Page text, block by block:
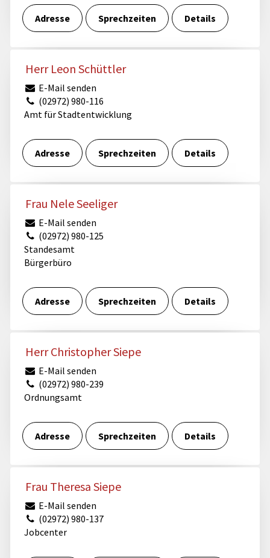
Adresse Sprechzeiten Details
Herr Leon Schüttler
E-Mail senden
(02972) 980-116
Amt für Stadtentwicklung
Adresse Sprechzeiten Details
Frau Nele Seeliger
E-Mail senden
(02972) 980-125
Standesamt
Bürgerbüro
Adresse Sprechzeiten Details
Herr Christopher Siepe
E-Mail senden
(02972) 980-239
Ordnungsamt
Adresse Sprechzeiten Details
Frau Theresa Siepe
E-Mail senden
(02972) 980-137
Jobcenter